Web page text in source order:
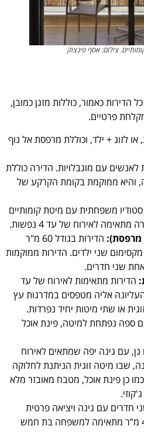
צילום: אסף פינצוק
כאמור, כוללות מזגן כמובן,
פרטיים.
או לזוג+ ילד, וכוללת מרפסת אל נוף
עם מוגבלויות. הדירה כוללת
והיא ממוקמת בקומת הקרקע של
משפחתית עם מיטת קומותיים
לאירוח של עד 4 נפשות.
מרפסת):
הדירות בגודל 60 מ"ר
שני ילדים. הדירות ממוקמות
הדירות מתאימות לאירוח של עד
אליה מטפסים במדרגות עץ
או שתי מיטות יחיד נפרדות.
ספה נפתחת למיטה, פינת אוכל
גן, עם גינה יפה שמתאים לאירוח
שבו מיטה זוגית הניתנת לחלוקה
כמו כן פינת אוכל, מטבח מאובזר מלא
חדרים עם גינה ויציאה פרטית
לבריכה. הדירה בגודל 45 מ”ר מתאימה למשפחה בת חמש